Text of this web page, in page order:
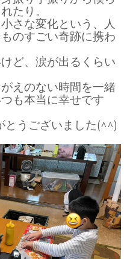
たり。
さな変化という、人
のすごい奇跡に携わ
ど、涙が出るくらい
えのない時間を一緒
も本当に幸せです
とうございました(^^)